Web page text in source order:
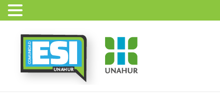
contenido
de
entradas